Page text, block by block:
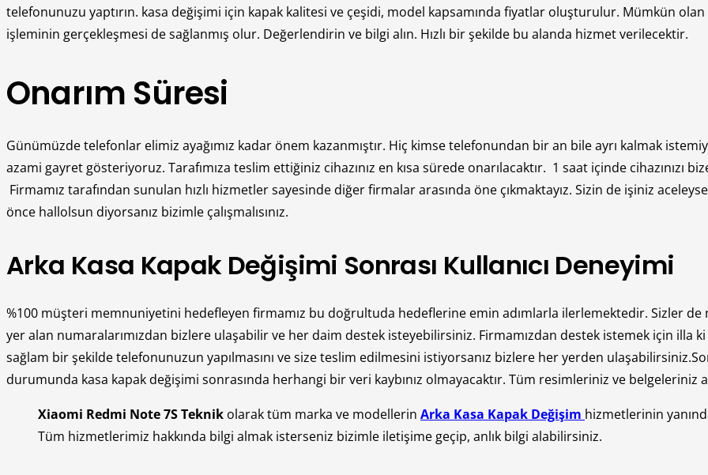
telefonunuzu yaptırın. kasa değişimi için kapak kalitesi ve çeşidi, model kapsamında fiyatlar oluşturulur. Mümkün
işleminin gerçekleşmesi de sağlanmış olur. Değerlendirin ve bilgi alın. Hızlı bir şekilde bu alanda hizmet verilecektir.
Onarım Süresi
Günümüzde telefonlar elimiz ayağımız kadar önem kazanmıştır. Hiç kimse telefonundan bir an bile ayrı kalmak
azami gayret gösteriyoruz. Tarafımıza teslim ettiğiniz cihazınız en kısa sürede onarılacaktır. 1 saat içinde cihazınızı
Firmamız tarafından sunulan hızlı hizmetler sayesinde diğer firmalar arasında öne çıkmaktayız. Sizin de işiniz
önce hallolsun diyorsanız bizimle çalışmalısınız.
Arka Kasa Kapak Değişimi Sonrası Kullanıcı Deneyimi
%100 müşteri memnuniyetini hedefleyen firmamız bu doğrultuda hedeflerine emin adımlarla ilerlemektedir. Sizler
yer alan numaralarımızdan bizlere ulaşabilir ve her daim destek isteyebilirsiniz. Firmamızdan destek istemek için illa
sağlam bir şekilde telefonunuzun yapılmasını ve size teslim edilmesini istiyorsanız bizlere her yerden
durumunda kasa kapak değişimi sonrasında herhangi bir veri kaybınız olmayacaktır. Tüm resimleriniz ve belgeleriniz
Xiaomi Redmi Note 7S Teknik olarak tüm marka ve modellerin Arka Kasa Kapak Değişim hizmetlerinin
Tüm hizmetlerimiz hakkında bilgi almak isterseniz bizimle iletişime geçip, anlık bilgi alabilirsiniz.